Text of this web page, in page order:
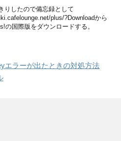
りしたので備忘録として
plus/?Downloadから
の国際版をダウンロードする。
エラーが出たときの対処方法